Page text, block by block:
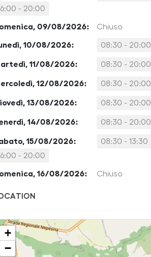
- 20:00
09/08/2026: Chiuso
10/08/2026: 08:30 - 20:00
11/08/2026: 08:30 - 20:00
12/08/2026: 08:30 - 20:00
13/08/2026: 08:30 - 20:00
14/08/2026: 08:30 - 20:00
15/08/2026:
08:30 - 13:30
- 20:00
16/08/2026: Chiuso
+
−